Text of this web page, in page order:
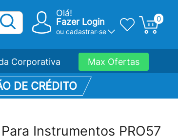
Olá!
Fazer Login
ou cadastrar-se
0
Corporativa Max Ofertas
DE CRÉDITO
Instrumentos PRO57